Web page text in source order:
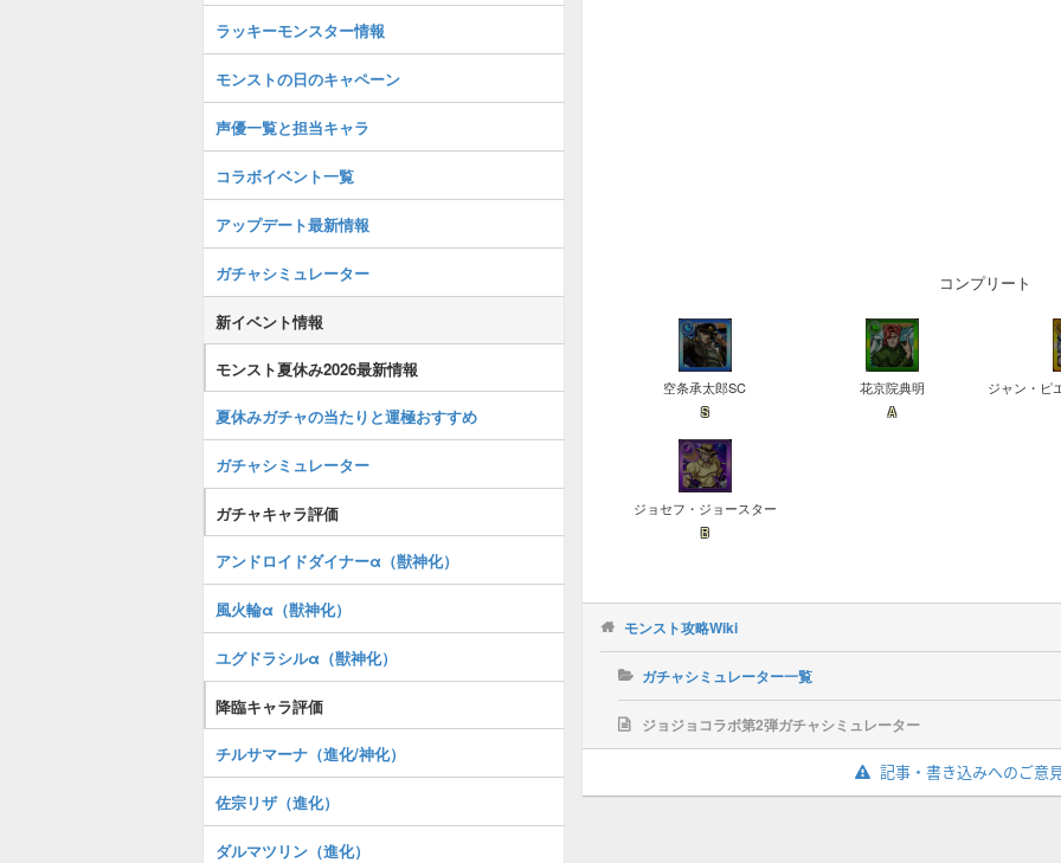
コンプリート
空条承太郎SC
S
花京院典明
A
ジャン・ピ
ジョセフ・ジョースター
B
モンスト攻略Wiki
ガチャシミュレーター一覧
ジョジョコラボ第2弾ガチャシミュレーター
記事・書き込みへのご意
ラッキーモンスター情報
モンストの日のキャペーン
声優一覧と担当キャラ
コラボイベント一覧
アップデート最新情報
ガチャシミュレーター
新イベント情報
モンスト夏休み2026最新情報
夏休みガチャの当たりと運極おすすめ
ガチャシミュレーター
ガチャキャラ評価
アンドロイドダイナーα（獣神化）
風火輪α（獣神化）
ユグドラシルα（獣神化）
降臨キャラ評価
チルサマーナ（進化/神化）
佐宗リザ（進化）
ダルマツリン（進化）